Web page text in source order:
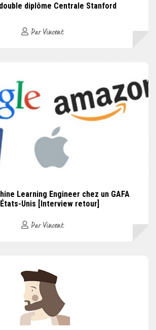
diplôme Centrale Stanford
Par Vincent
Learning Engineer chez un GAFA
Unis [Interview retour]
Par Vincent